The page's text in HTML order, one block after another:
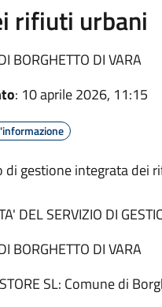
rifiuti urbani
BORGHETTO DI VARA
: 10 aprile 2026, 11:15
gestione integrata dei
DEL SERVIZIO DI
BORGHETTO DI VARA
SL: Comune di